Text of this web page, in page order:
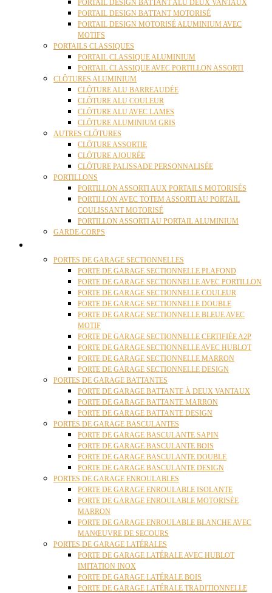
PORTAIL DESIGN BATTANT ALU DEUX VANTAUX
PORTAIL DESIGN BATTANT MOTORISÉ
PORTAIL DESIGN MOTORISÉ ALUMINIUM AVEC
MOTIFS
PORTAILS CLASSIQUES
PORTAIL CLASSIQUE ALUMINIUM
PORTAIL CLASSIQUE AVEC PORTILLON ASSORTI
CLÔTURES ALUMINIUM
CLÔTURE ALU BARREAUDÉE
CLÔTURE ALU COULEUR
CLÔTURE ALU AVEC LAMES
CLÔTURE ALUMINIUM GRIS
AUTRES CLÔTURES
CLÔTURE ASSORTIE
CLÔTURE AJOURÉE
CLÔTURE PALISSADE PERSONNALISÉE
PORTILLONS
PORTILLON ASSORTI AUX PORTAILS MOTORISÉS
PORTILLON AVEC TOTEM ASSORTI AU PORTAIL
COULISSANT MOTORISÉ
PORTILLON ASSORTI AU PORTAIL ALUMINIUM
GARDE-CORPS
PORTES DE GARAGE SECTIONNELLES
PORTE DE GARAGE SECTIONNELLE PLAFOND
PORTE DE GARAGE SECTIONNELLE AVEC PORTILLON
PORTE DE GARAGE SECTIONNELLE COULEUR
PORTE DE GARAGE SECTIONNELLE DOUBLE
PORTE DE GARAGE SECTIONNELLE BLEUE AVEC
MOTIF
PORTE DE GARAGE SECTIONNELLE CERTIFIÉE A2P
PORTE DE GARAGE SECTIONNELLE AVEC HUBLOT
PORTE DE GARAGE SECTIONNELLE MARRON
PORTE DE GARAGE SECTIONNELLE DESIGN
PORTES DE GARAGE BATTANTES
PORTE DE GARAGE BATTANTE À DEUX VANTAUX
PORTE DE GARAGE BATTANTE MARRON
PORTE DE GARAGE BATTANTE DESIGN
PORTES DE GARAGE BASCULANTES
PORTE DE GARAGE BASCULANTE SAPIN
PORTE DE GARAGE BASCULANTE BOIS
PORTE DE GARAGE BASCULANTE DOUBLE
PORTE DE GARAGE BASCULANTE DESIGN
PORTES DE GARAGE ENROULABLES
PORTE DE GARAGE ENROULABLE ISOLANTE
PORTE DE GARAGE ENROULABLE MOTORISÉE
MARRON
PORTE DE GARAGE ENROULABLE BLANCHE AVEC
MANŒUVRE DE SECOURS
PORTES DE GARAGE LATÉRALES
PORTE DE GARAGE LATÉRALE AVEC HUBLOT
IMITATION INOX
PORTE DE GARAGE LATÉRALE BOIS
PORTE DE GARAGE LATÉRALE TRADITIONNELLE